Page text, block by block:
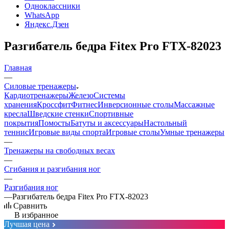
Одноклассники
WhatsApp
Яндекс.Дзен
Разгибатель бедра Fitex Pro FTX-82023
Главная
—
Силовые тренажеры
КардиотренажерыЖелезоСистемы
храненияКроссфитФитнесИнверсионные столыМассажные
креслаШведские стенкиСпортивные
покрытияПомостыБатуты и аксессуарыНастольный
теннисИгровые виды спортаИгровые столыУмные тренажеры
—
Тренажеры на свободных весах
—
Сгибания и разгибания ног
—
Разгибания ног
—Разгибатель бедра Fitex Pro FTX-82023
Сравнить
В избранное
Лучшая цена